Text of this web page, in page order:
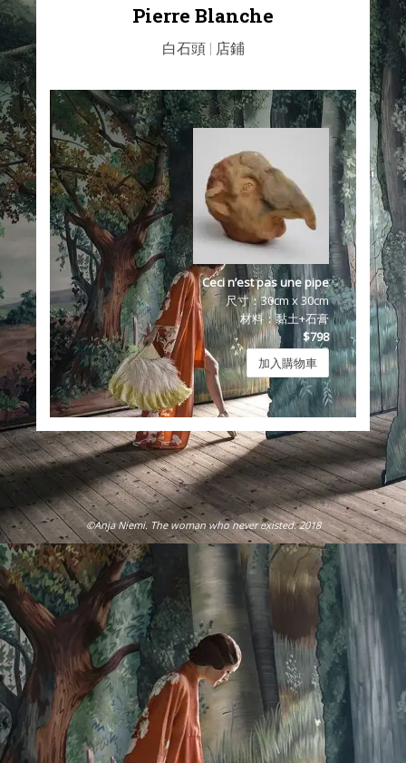
Pierre Blanche
白石頭 | 店鋪
Ceci n’est pas une pipe
尺寸：30cm x 30cm
材料：黏土+石膏
$798
加入購物車
©Anja Niemi. The woman who never existed. 2018